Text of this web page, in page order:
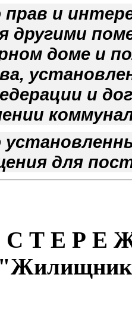
и
другими
доме и
и
для
С Т Е Р Е
"Жилищник